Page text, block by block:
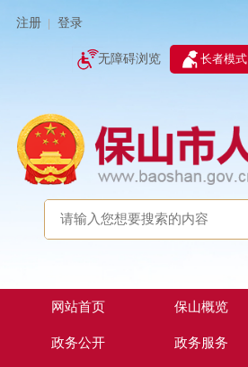
注册 登录
无障碍浏览 长者模式
网站首页 保山概览
政务公开 政务服务